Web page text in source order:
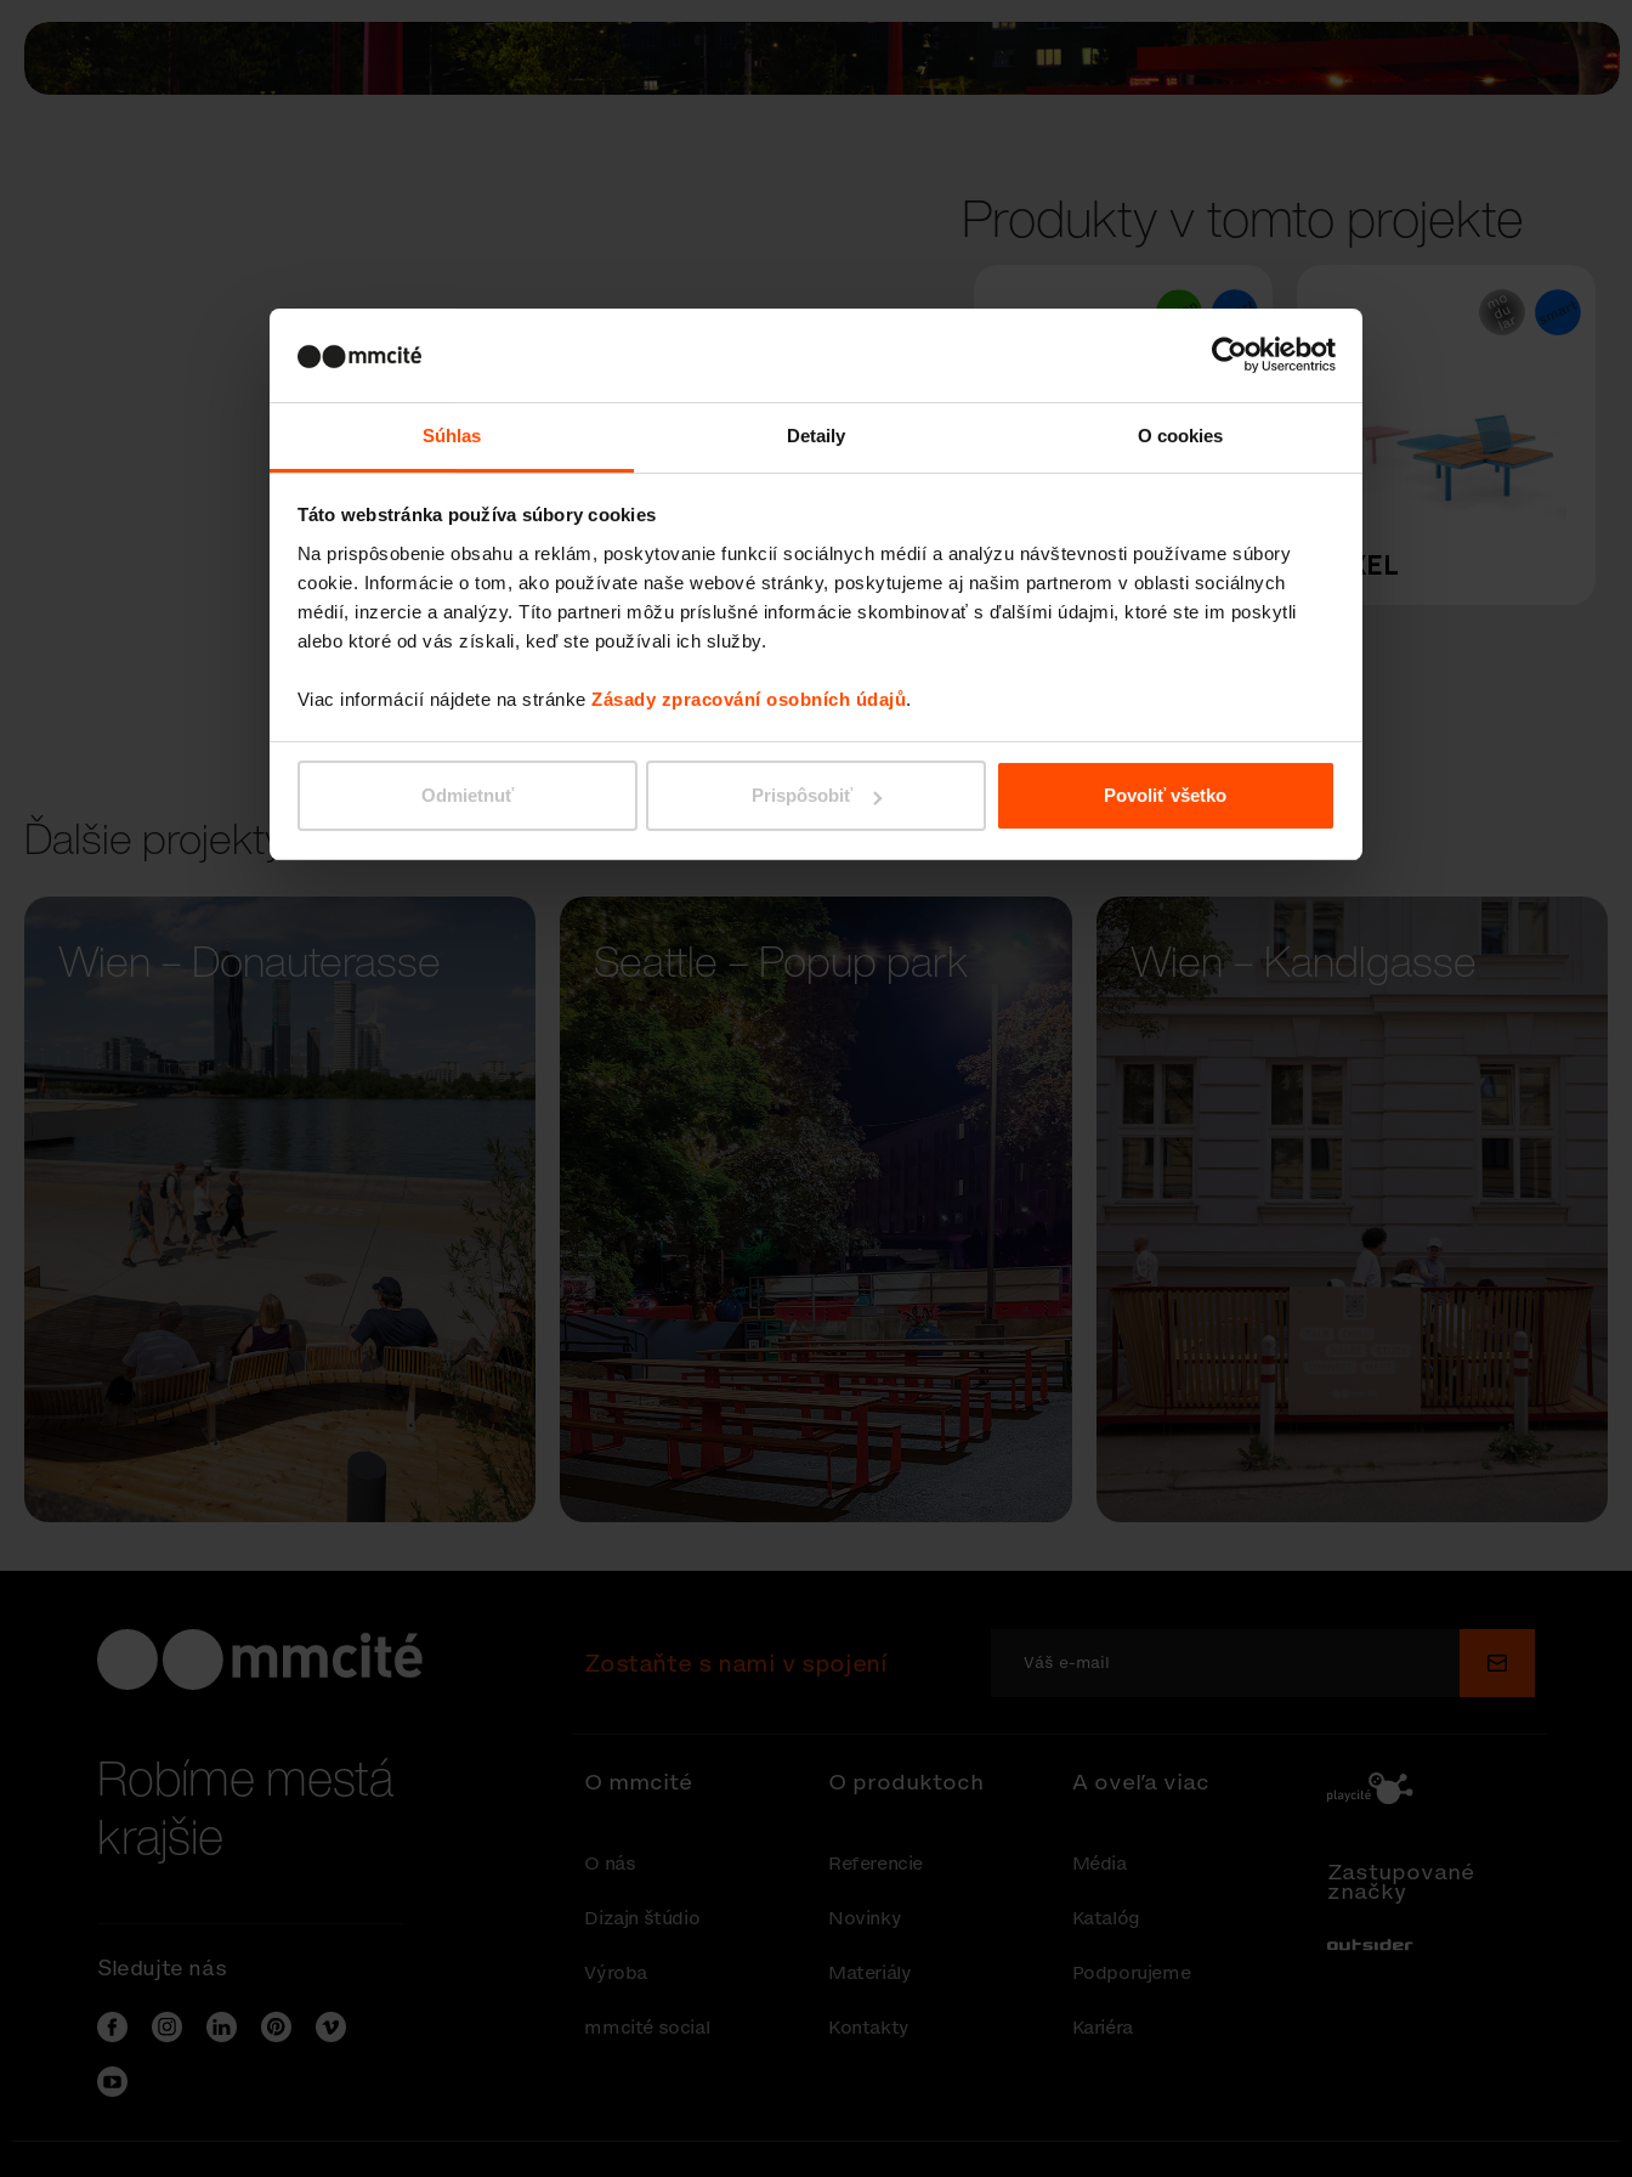
Súhlas Detaily O cookies
Táto webstránka používa súbory cookies
Na prispôsobenie obsahu a reklám, poskytovanie funkcií sociálnych médií a analýzu návštevnosti používame súbory
cookie. Informácie o tom, ako používate naše webové stránky, poskytujeme aj našim partnerom v oblasti sociálnych
médií, inzercie a analýzy. Títo partneri môžu príslušné informácie skombinovať s ďalšími údajmi, ktoré ste im poskytli
alebo ktoré od vás získali, keď ste používali ich služby.
Viac informácií nájdete na stránke Zásady zpracování osobních údajů.
Odmietnuť Prispôsobiť Povoliť všetko
Produkty v tomto projekte
PIN PIXEL
Ďalšie projekty
Wien – Donauterasse
Seattle – Popup park Wien – Kandlgasse
Robíme mestá
krajšie
Sledujte nás
Zostaňte s nami v spojení Odoslať
O mmcité
O nás
Dizajn štúdio
Výroba
mmcité social
O produktoch
Referencie
Novinky
Materiály
Kontakty
A oveľa viac
Média
Katalóg
Podporujeme
Kariéra
Zastupované
značky
Out-Sider